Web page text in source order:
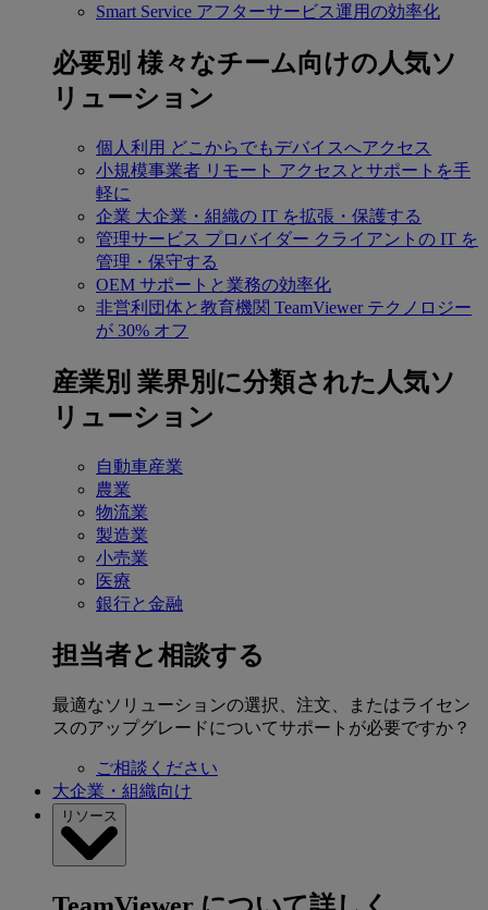
Smart Service アフターサービス運用の効率化
必要別 様々なチーム向けの人気ソ
リューション
個人利用 どこからでもデバイスへアクセス
小規模事業者 リモート アクセスとサポートを手
軽に
企業 大企業・組織の IT を拡張・保護する
管理サービス プロバイダー クライアントの IT を
管理・保守する
OEM サポートと業務の効率化
非営利団体と教育機関 TeamViewer テクノロジー
が 30% オフ
産業別 業界別に分類された人気ソ
リューション
自動車産業
農業
物流業
製造業
小売業
医療
銀行と金融
担当者と相談する
最適なソリューションの選択、注文、またはライセン
スのアップグレードについてサポートが必要ですか？
ご相談ください
大企業・組織向け
リソース